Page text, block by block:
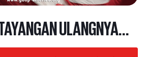
ULANGNYA...